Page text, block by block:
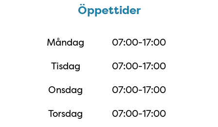
Öppettider
Måndag
07:00-17:00
Tisdag
07:00-17:00
Onsdag
07:00-17:00
Torsdag
07:00-17:00